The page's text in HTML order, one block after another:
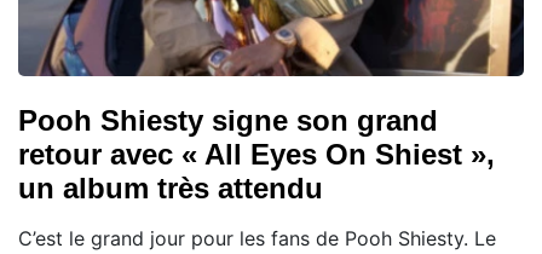
Pooh Shiesty signe son grand
retour avec « All Eyes On Shiest »,
un album très attendu
C’est le grand jour pour les fans de Pooh Shiesty. Le